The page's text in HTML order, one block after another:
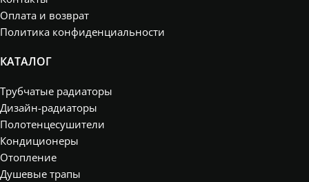
Оплата и возврат
Политика конфиденциальности
КАТАЛОГ
Трубчатые радиаторы
Дизайн-радиаторы
Полотенцесушители
Кондиционеры
Отопление
Душевые трапы